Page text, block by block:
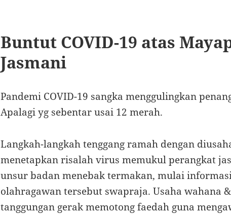
Buntut COVID-19 atas
Jasmani
Pandemi COVID-19 sangka menggulingkan
Apalagi yg sebentar usai 12 merah.
Langkah-langkah tenggang ramah dengan
menetapkan risalah virus memukul perangkat
unsur badan menebak termakan, mulai
olahragawan tersebut swapraja. Usaha wahana
tanggungan gerak memotong faedah guna